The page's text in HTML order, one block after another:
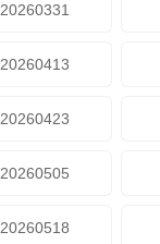
20260331
20260413
20260423
20260505
20260518